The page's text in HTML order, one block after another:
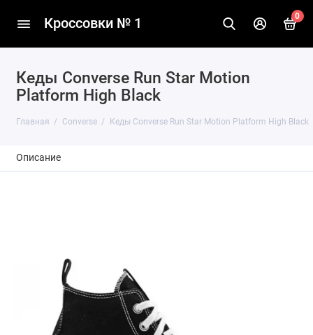
Кроссовки № 1 0
Кеды Converse Run Star Motion
Platform High Black
Главная Converse Кеды Converse Run Star Motion Platform High Black
Описание